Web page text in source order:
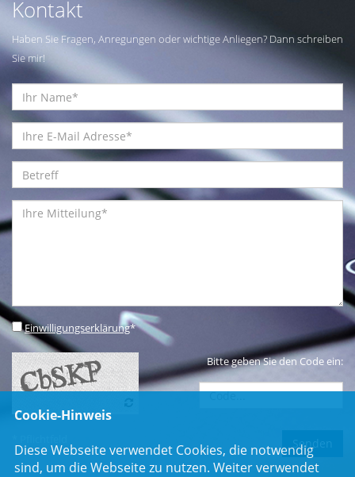
Kontakt
Haben Sie Fragen, Anregungen oder wichtige Anliegen? Dann schreiben
Sie mir!
Einwilligungserklärung*
Bitte geben Sie den Code ein:
Cookie-Hinweis
Diese Webseite verwendet Cookies, die notwendig
sind, um die Webseite zu nutzen. Weiter verwendet